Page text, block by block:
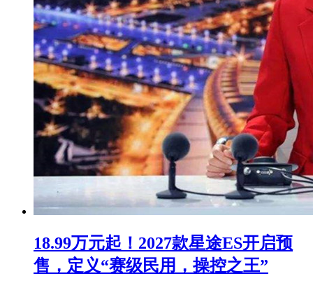
18.99万元起！2027款星途ES开启预
售，定义“赛级民用，操控之王”